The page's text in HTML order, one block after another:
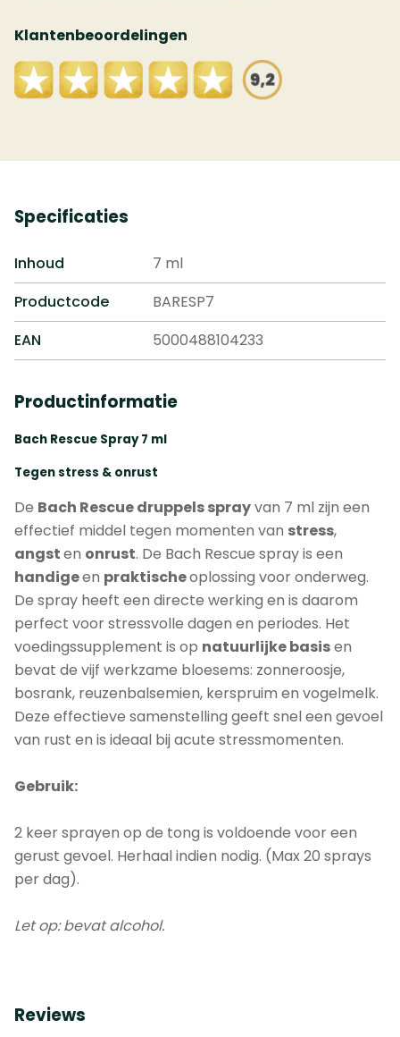
Klantenbeoordelingen
Specificaties
Inhoud
7 ml
Productcode
BARESP7
EAN
5000488104233
Productinformatie
Bach Rescue Spray 7 ml
Tegen stress & onrust
De Bach Rescue druppels sprayvan 7 ml zijn een
effectief middel tegen momenten van stress,
angsten onrust. De Bach Rescue spray is een
handigeen praktischeoplossing voor onderweg.
De spray heeft een directe werking en is daarom
perfect voor stressvolle dagen en periodes. Het
voedingssupplement is op natuurlijkebasisen
bevat de vijf werkzame bloesems: zonneroosje,
bosrank, reuzenbalsemien, kerspruim en vogelmelk.
Deze effectieve samenstelling geeft snel een gevoel
van rust en is ideaal bij acute stressmomenten.
Gebruik:
2 keer sprayen op de tong is voldoende voor een
gerust gevoel. Herhaal indien nodig. (Max 20 sprays
per dag).
Let op: bevat alcohol.
Reviews